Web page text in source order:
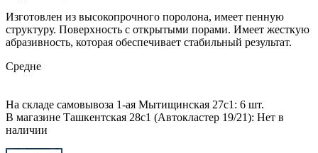
Изготовлен из высокопрочного поролона, имеет пенную
структуру. Поверхность с открытыми порами. Имеет жесткую
абразивность, которая обеспечивает стабильный результат.
Средне
На складе самовывоза 1-ая Мытищинская 27с1: 6 шт.
В магазине Ташкентская 28с1 (Автокластер 19/21): Нет в
наличии